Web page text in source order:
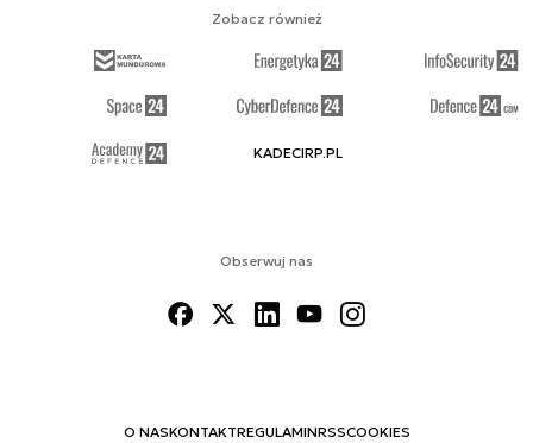
Obserwuj nas
O NASKONTAKTREGULAMINRSSCOOKIES
Zobacz również
KADECIRP.PL